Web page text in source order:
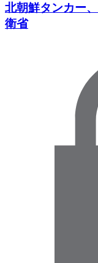
北朝鮮タンカー
衛省